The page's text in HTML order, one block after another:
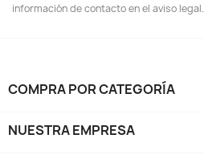
información de contacto en el aviso legal.
COMPRA POR CATEGORÍA
NUESTRA EMPRESA